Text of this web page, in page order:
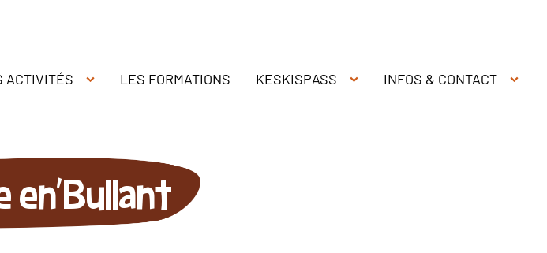
ACTIVITÉS LES FORMATIONS KESKISPASS INFOS & CONTACT
en'Bullant